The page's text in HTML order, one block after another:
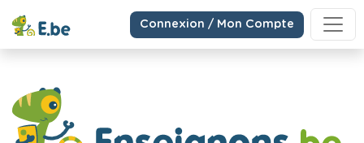
Connexion / Mon Compte